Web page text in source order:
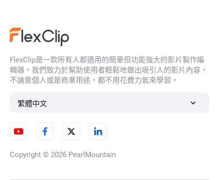
FlexClip是一款所有人都適用的簡單但功能強大的影片製作編
輯器。我們致力於幫助使用者輕鬆地做出吸引人的影片內容，
不論是個人或是商業用途，都不用花費力氣來學習。
繁體中文
Copyright © 2026 PearlMountain